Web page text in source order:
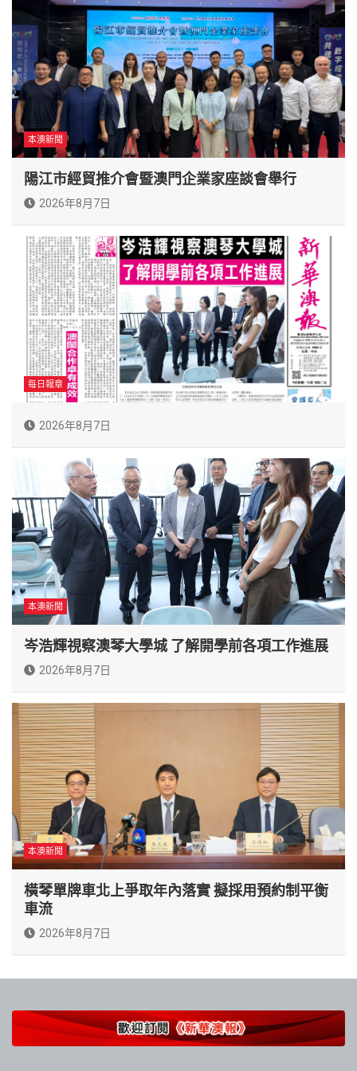
本澳新聞
陽江市經貿推介會暨澳門企業家座談會舉行
2026年8月7日
每日報章
2026年8月7日
本澳新聞
岑浩輝視察澳琴大學城 了解開學前各項工作進展
2026年8月7日
本澳新聞
橫琴單牌車北上爭取年內落實 擬採用預約制平衡
車流
2026年8月7日